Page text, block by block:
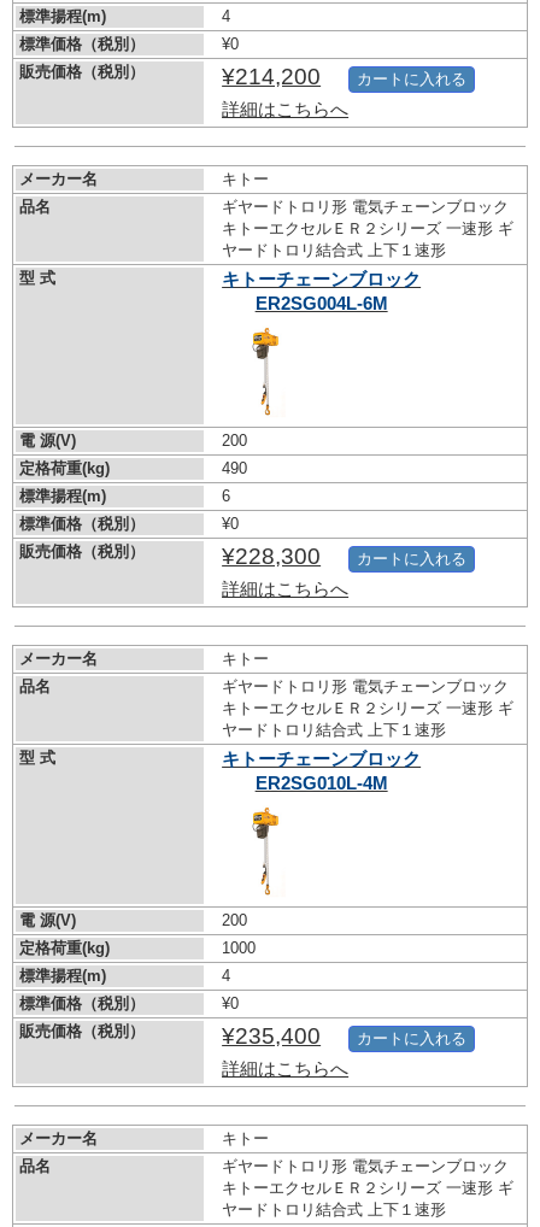
標準揚程(m)
4
標準価格（税別）
¥0
販売価格（税別）
¥214,200
詳細はこちらへ
カートに入れる
メーカー名
キトー
品名
ギヤードトロリ形 電気チェーンブロック
キトーエクセルＥＲ２シリーズ 一速形 ギ
ヤードトロリ結合式 上下１速形
型 式
キトーチェーンブロック
ER2SG004L-6M
電 源(V)
200
定格荷重(kg)
490
標準揚程(m)
6
標準価格（税別）
¥0
販売価格（税別）
¥228,300
詳細はこちらへ
カートに入れる
メーカー名
キトー
品名
ギヤードトロリ形 電気チェーンブロック
キトーエクセルＥＲ２シリーズ 一速形 ギ
ヤードトロリ結合式 上下１速形
型 式
キトーチェーンブロック
ER2SG010L-4M
電 源(V)
200
定格荷重(kg)
1000
標準揚程(m)
4
標準価格（税別）
¥0
販売価格（税別）
¥235,400
詳細はこちらへ
カートに入れる
メーカー名
キトー
品名
ギヤードトロリ形 電気チェーンブロック
キトーエクセルＥＲ２シリーズ 一速形 ギ
ヤードトロリ結合式 上下１速形